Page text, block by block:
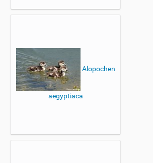
Alopochen
aegyptiaca